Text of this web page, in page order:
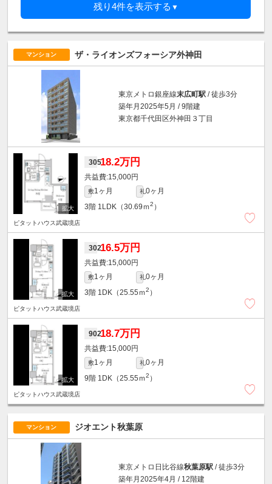
残り4件を表示する ▼
マンション ザ・ライオンズフォーシア外神田
東京メトロ銀座線末広町駅 / 徒歩3分
築年月2025年5月 / 9階建
東京都千代田区外神田３丁目
30518.2万円
15,000円
敷1ヶ月 礼0ヶ月
3階 1LDK（30.69ｍ2 ）
ピタットハウス武蔵境店
30216.5万円
15,000円
敷1ヶ月 礼0ヶ月
3階 1DK（25.55ｍ2 ）
ピタットハウス武蔵境店
90218.7万円
15,000円
敷1ヶ月 礼0ヶ月
9階 1DK（25.55ｍ2 ）
ピタットハウス武蔵境店
マンション ジオエント秋葉原
東京メトロ日比谷線秋葉原駅 / 徒歩3分
築年月2025年4月 / 12階建